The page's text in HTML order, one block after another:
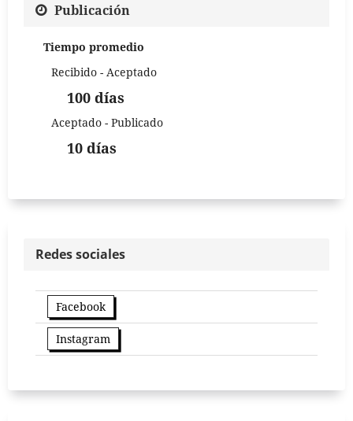
Publicación
Tiempo promedio
Recibido - Aceptado
100 días
Aceptado - Publicado
10 días
Redes sociales
Facebook
Instagram